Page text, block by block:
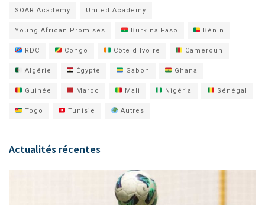
SOAR Academy United Academy
Young African Promises Burkina Faso Bénin
RDC Congo Côte d'Ivoire Cameroun
Algérie Égypte Gabon Ghana
Guinée Maroc Mali Nigéria Sénégal
Togo Tunisie Autres
Actualités récentes